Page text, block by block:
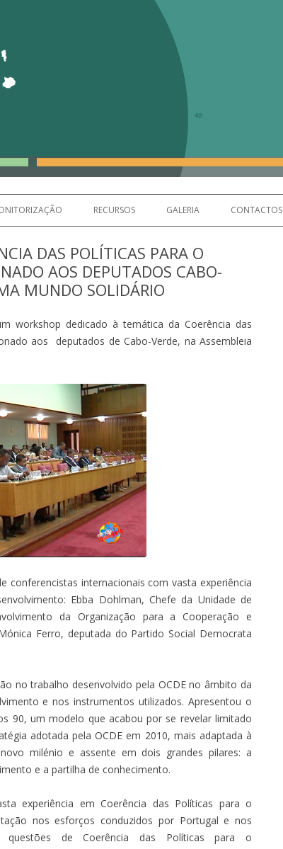
Cabo Verde
Skip to content
RECURSOS GALERIA CONTACTOS
DAS POLÍTICAS PARA O
AOS DEPUTADOS CABO-
MUNDO SOLIDÁRIO
workshop dedicado à temática da Coerência das
aos deputados de Cabo-Verde, na Assembleia
conferencistas internacionais com vasta experiência
Ebba Dohlman, Chefe da Unidade de
da Organização para a Cooperação e
Ferro, deputada do Partido Social Democrata
no trabalho desenvolvido pela OCDE no âmbito da
e nos instrumentos utilizados. Apresentou o
90, um modelo que acabou por se revelar limitado
adotada pela OCDE em 2010, mais adaptada à
milénio e assente em dois grandes pilares: a
e a partilha de conhecimento.
experiência em Coerência das Políticas para o
nos esforços conduzidos por Portugal e nos
de Coerência das Políticas para o